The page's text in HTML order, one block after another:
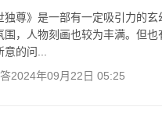
独尊》是一部有一定吸引力的
围，人物刻画也较为丰满。但
的问...
2024年09月22日 05:25